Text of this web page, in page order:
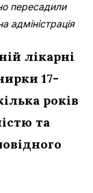
пересадили
адміністрація
лікарні
17-
років
та